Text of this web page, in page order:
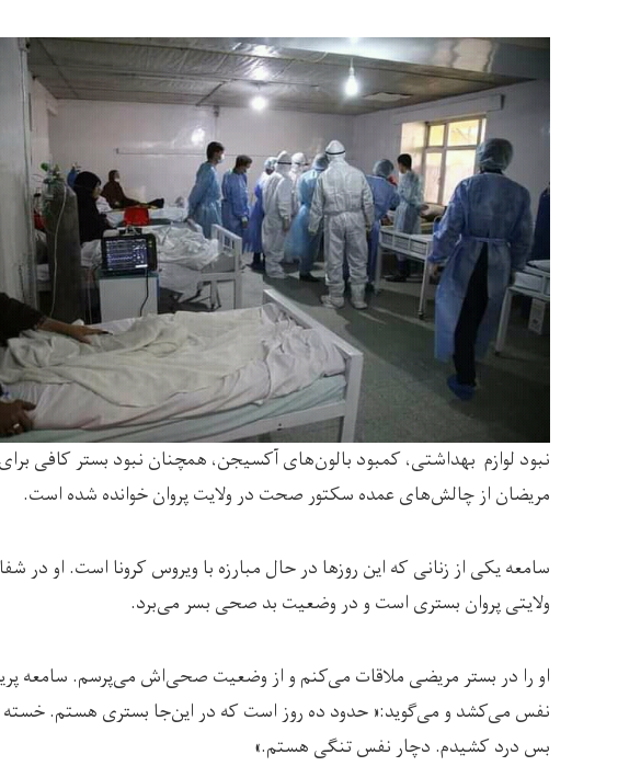
نبود لوازم بهداشتی، کمبود بالون‌های آکسیجن، همچنان نبود بستر کافی
مریضان از چالش‌های عمده سکتور صحت در ولایت پروان خوانده شده است.
سامعه یکی از زنانی که این روزها در حال مبارزه با ویروس کرونا است. او در
ولایتی پروان بستری است و در وضعیت بد صحی بسر می‌برد.
او را در بستر مریضی ملاقات می‌کنم و از وضعیت صحی‌اش می‌پرسم. سامعه
نفس می‌کشد و می‌گوید:« حدود ده روز است که در این‌جا بستری هستم.
بس درد کشیدم. دچار نفس تنگی هستم.»